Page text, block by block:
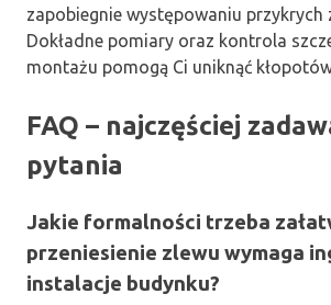
zapobiegnie występowaniu przykrych
Dokładne pomiary oraz kontrola
montażu pomogą Ci uniknąć
FAQ – najczęściej
pytania
Jakie formalności trzeba
przeniesienie zlewu wymaga
instalacje budynku?